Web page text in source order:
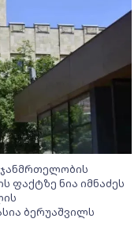
ჯანმრთელობის
ფაქტზე ნია იმნაძეს
ბერუაშვილს